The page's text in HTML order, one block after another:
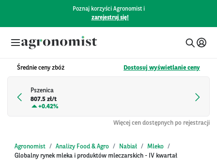
Poznaj korzyści Agronomist i
zarejestruj się!
Średnie ceny zbóż Dostosuj wyświetlanie ceny
Pszenica
807.5 zł/t
+0.42%
Więcej cen dostępnych po rejestracji
Agronomist Analizy Food & Agro Nabiał
Mleko
Globalny rynek mleka i produktów mleczarskich - IV kwartał